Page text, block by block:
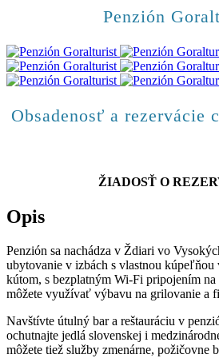
Penzión
Obsadenosť a rezervácie
ŽIADOSŤ O
Opis
Penzión sa nachádza v Ždiari vo
ubytovanie v izbách s vlastnou kúpeľňou
kútom, s bezplatným Wi-Fi pripojením
môžete využívať výbavu na grilovanie a
Navštívte útulný bar a reštauráciu v
ochutnajte jedlá slovenskej i
môžete tiež služby zmenárne, požičovne